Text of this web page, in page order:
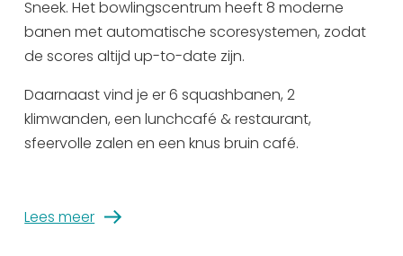
Veel bezochte pagina's:
Top 10 leuke dingen
Uitgaan in Sneek
Overnachten in Sneek
De leukste routes
Sneek. Het bowlingscentrum heeft 8 moderne
banen met automatische scoresystemen, zodat
de scores altijd up-to-date zijn.
Daarnaast vind je er 6 squashbanen, 2
klimwanden, een lunchcafé & restaurant,
sfeervolle zalen en een knus bruin café.
Lees meer